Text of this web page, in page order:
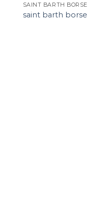
SAINT BARTH BORSE
saint barth borse